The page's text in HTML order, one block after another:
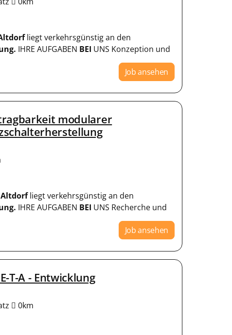
liegt verkehrsgünstig an den
IHRE AUFGABEN BEI UNS Konzeption und
Job ansehen
modularer
Altdorfliegt verkehrsgünstig an den
IHRE AUFGABEN BEI UNS Recherche und
Job ansehen
T-A - Entwicklung
0km